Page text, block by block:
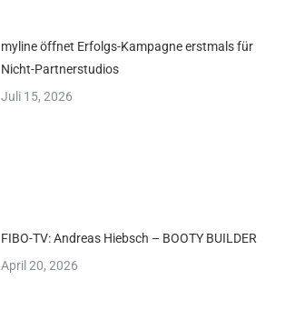
myline öffnet Erfolgs-Kampagne erstmals für
Nicht-Partnerstudios
Juli 15, 2026
FIBO-TV: Andreas Hiebsch – BOOTY BUILDER
April 20, 2026